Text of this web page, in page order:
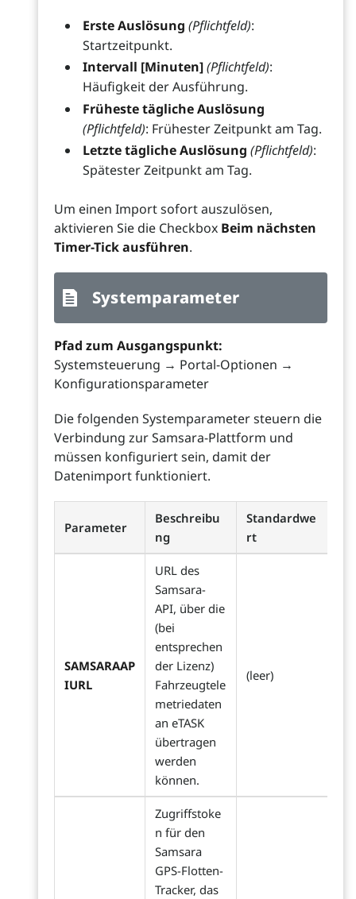
Erste Auslösung (Pflichtfeld):
Startzeitpunkt.
Intervall [Minuten](Pflichtfeld):
Häufigkeit der Ausführung.
Früheste tägliche Auslösung
(Pflichtfeld): Frühester Zeitpunkt am Tag.
Letzte tägliche Auslösung (Pflichtfeld):
Spätester Zeitpunkt am Tag.
Um einen Import sofort auszulösen,
aktivieren Sie die Checkbox Beim nächsten
Timer-Tick ausführen.
Systemparameter
Pfad zum Ausgangspunkt:
Systemsteuerung → Portal-Optionen →
Konfigurationsparameter
Die folgenden Systemparameter steuern die
Verbindung zur Samsara-Plattform und
müssen konfiguriert sein, damit der
Datenimport funktioniert.
Parameter
Beschreibu
ng
Standardwe
rt
SAMSARAAP
IURL
URL des
Samsara-
API, über die
(bei
entsprechen
der Lizenz)
Fahrzeugtele
metriedaten
an eTASK
übertragen
werden
können.
(leer)
Zugriffstoke
n für den
Samsara
GPS-Flotten-
Tracker, das